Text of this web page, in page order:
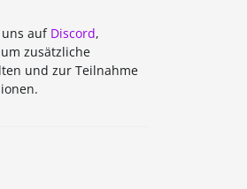
auf Discord,
zusätzliche
und zur Teilnahme